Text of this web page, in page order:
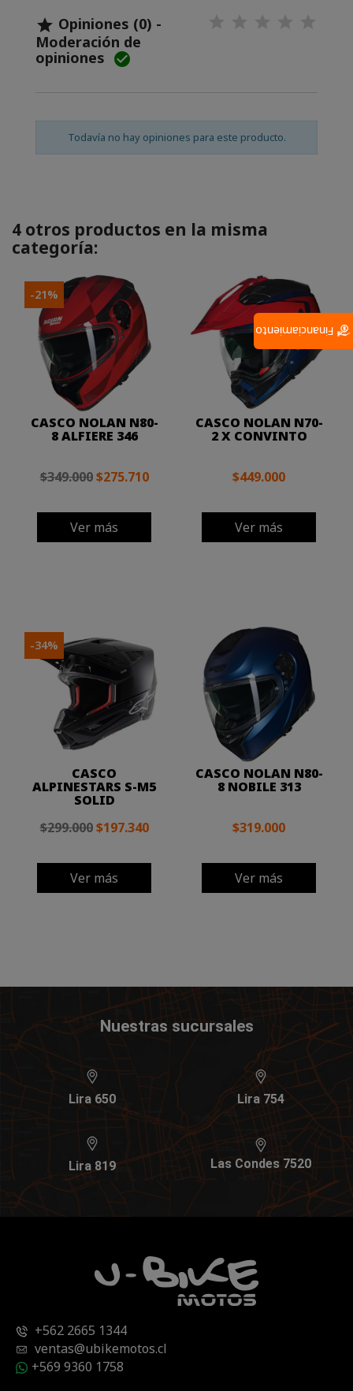
 Opiniones (0) -
Moderación de
opiniones 
Todavía no hay opiniones para este producto.
4 otros productos en la misma
categoría:
CASCO NOLAN N80-
8 ALFIERE 346
$349.000 $275.710
Ver más
-21%
CASCO NOLAN N70-
2 X CONVINTO
$449.000
Ver más
CASCO
ALPINESTARS S-M5
SOLID
$299.000 $197.340
Ver más
-34%
CASCO NOLAN N80-
8 NOBILE 313
$319.000
Ver más
Nuestras sucursales
Lira 650 Lira 754
Lira 819 Las Condes 7520
+562 2665 1344
ventas@ubikemotos.cl
+569 9360 1758
Financiamiento